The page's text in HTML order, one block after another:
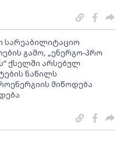
სარეაბილიტაციო
გამო, „ენერგო-პრო
ქსელში არსებულ
ნაწილს
მიწოდება